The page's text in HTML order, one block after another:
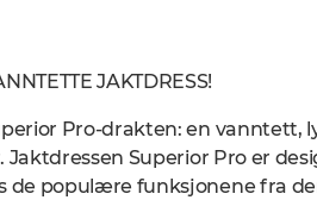
JAKTDRESS!
Pro-drakten: en vanntett,
Superior Pro er
de populære funksjonene fra